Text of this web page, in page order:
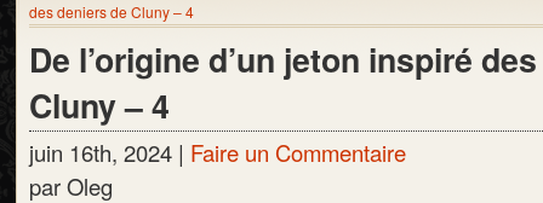
des deniers de Cluny – 4
De l’origine d’un jeton inspiré
Cluny – 4
juin 16th, 2024 | Faire un Commentaire
par Oleg